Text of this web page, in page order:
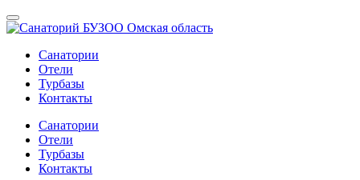
Санатории
Отели
Турбазы
Контакты
Санатории
Отели
Турбазы
Контакты